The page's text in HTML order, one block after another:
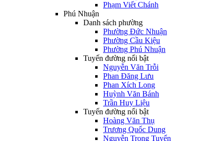
Phạm Viết Chánh
Phú Nhuận
Danh sách phường
Phường Đức Nhuận
Phường Cầu Kiệu
Phường Phú Nhuận
Tuyến đường nổi bật
Nguyễn Văn Trỗi
Phan Đăng Lưu
Phan Xích Long
Huỳnh Văn Bánh
Trần Huy Liệu
Tuyến đường nổi bật
Hoàng Văn Thụ
Trương Quốc Dung
Nguyễn Trọng Tuyển